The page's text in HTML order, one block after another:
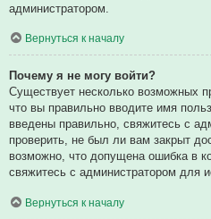
администратором.
Вернуться к началу
Почему я не могу войти?
Существует несколько возможных
что вы правильно вводите имя
введены правильно, свяжитесь с
проверить, не был ли вам закрыт
возможно, что допущена ошибка в
свяжитесь с администратором для
Вернуться к началу